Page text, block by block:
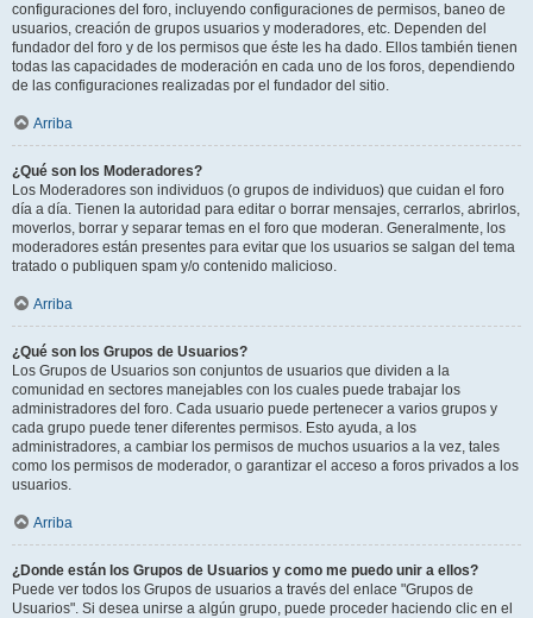
configuraciones del foro, incluyendo configuraciones de permisos, baneo de
usuarios, creación de grupos usuarios y moderadores, etc. Dependen del
fundador del foro y de los permisos que éste les ha dado. Ellos también tienen
todas las capacidades de moderación en cada uno de los foros, dependiendo
de las configuraciones realizadas por el fundador del sitio.
Arriba
¿Qué son los Moderadores?
Los Moderadores son individuos (o grupos de individuos) que cuidan el foro
día a día. Tienen la autoridad para editar o borrar mensajes, cerrarlos, abrirlos,
moverlos, borrar y separar temas en el foro que moderan. Generalmente, los
moderadores están presentes para evitar que los usuarios se salgan del tema
tratado o publiquen spam y/o contenido malicioso.
Arriba
¿Qué son los Grupos de Usuarios?
Los Grupos de Usuarios son conjuntos de usuarios que dividen a la
comunidad en sectores manejables con los cuales puede trabajar los
administradores del foro. Cada usuario puede pertenecer a varios grupos y
cada grupo puede tener diferentes permisos. Esto ayuda, a los
administradores, a cambiar los permisos de muchos usuarios a la vez, tales
como los permisos de moderador, o garantizar el acceso a foros privados a los
usuarios.
Arriba
¿Donde están los Grupos de Usuarios y como me puedo unir a ellos?
Puede ver todos los Grupos de usuarios a través del enlace "Grupos de
Usuarios". Si desea unirse a algún grupo, puede proceder haciendo clic en el